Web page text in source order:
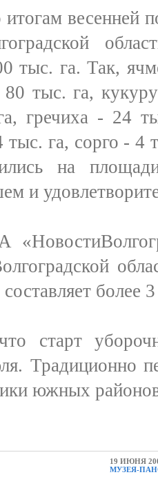
весенней
тыс. га. Так,
тыс. га,
гречиха - 24
тыс. га, сорго -
на
и
более
что старт
Традиционно
южных
19 ИЮНЯ
МУЗЕЯ-